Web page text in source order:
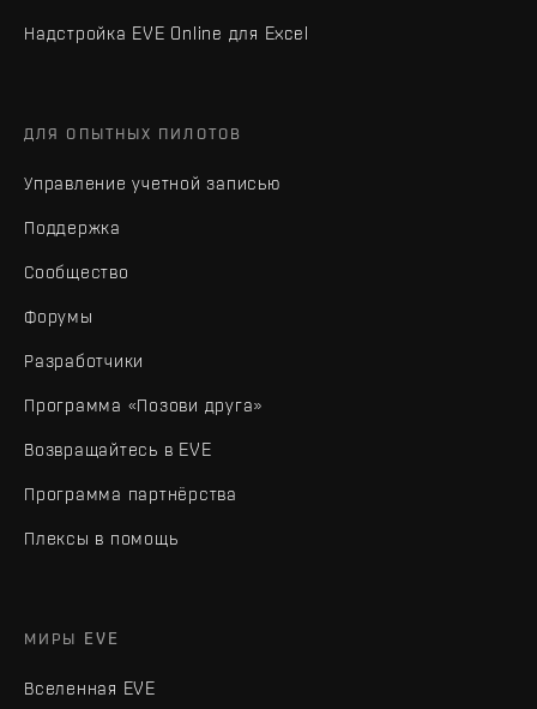
Надстройка EVE Online для Excel
ДЛЯ ОПЫТНЫХ ПИЛОТОВ
Управление учетной записью
Поддержка
Сообщество
Форумы
Разработчики
Программа «Позови друга»
Возвращайтесь в EVE
Программа партнёрства
Плексы в помощь
МИРЫ EVE
Вселенная EVE